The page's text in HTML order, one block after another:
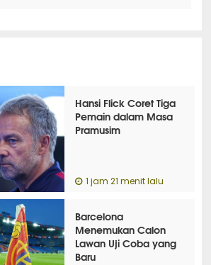
Hansi Flick Coret Tiga
Pemain dalam Masa
Pramusim
1 jam 21 menit lalu
Barcelona
Menemukan Calon
Lawan Uji Coba yang
Baru